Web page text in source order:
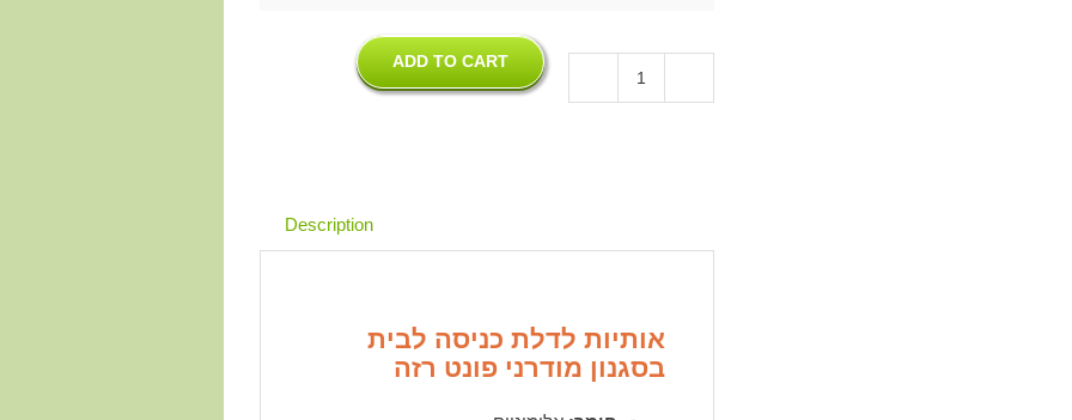
ADD TO CART
Description
אותיות לדלת כניסה לבית
בסגנון מודרני פונט רזה